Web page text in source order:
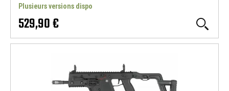
Plusieurs versions dispo
529,90 €